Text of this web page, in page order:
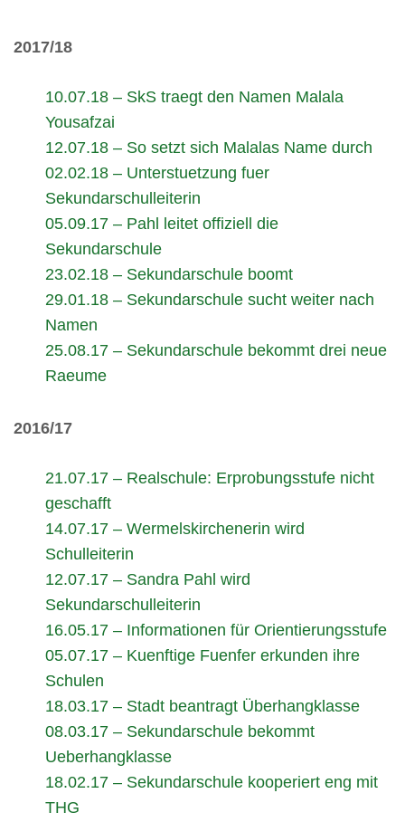
2017/18
10.07.18 – SkS traegt den Namen Malala
Yousafzai
12.07.18 – So setzt sich Malalas Name durch
02.02.18 – Unterstuetzung fuer
Sekundarschulleiterin
05.09.17 – Pahl leitet offiziell die
Sekundarschule
23.02.18 – Sekundarschule boomt
29.01.18 – Sekundarschule sucht weiter nach
Namen
25.08.17 – Sekundarschule bekommt drei neue
Raeume
2016/17
21.07.17 – Realschule: Erprobungsstufe nicht
geschafft
14.07.17 – Wermelskirchenerin wird
Schulleiterin
12.07.17 – Sandra Pahl wird
Sekundarschulleiterin
16.05.17 – Informationen für Orientierungsstufe
05.07.17 – Kuenftige Fuenfer erkunden ihre
Schulen
18.03.17 – Stadt beantragt Überhangklasse
08.03.17 – Sekundarschule bekommt
Ueberhangklasse
18.02.17 – Sekundarschule kooperiert eng mit
THG